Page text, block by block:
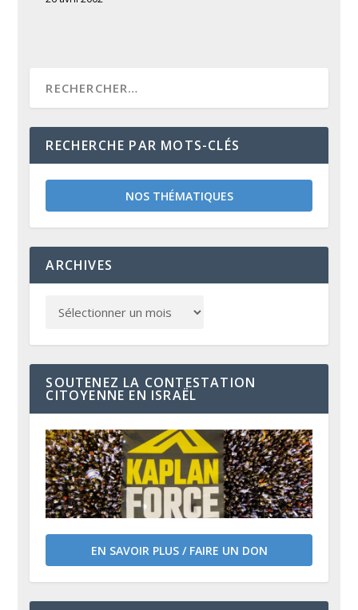
RECHERCHE PAR MOTS-CLÉS
NOS THÉMATIQUES
ARCHIVES
SOUTENEZ LA CONTESTATION
CITOYENNE EN ISRAËL
EN SAVOIR PLUS / FAIRE UN DON